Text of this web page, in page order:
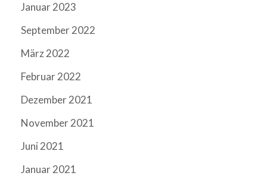
Januar 2023
September 2022
März 2022
Februar 2022
Dezember 2021
November 2021
Juni 2021
Januar 2021